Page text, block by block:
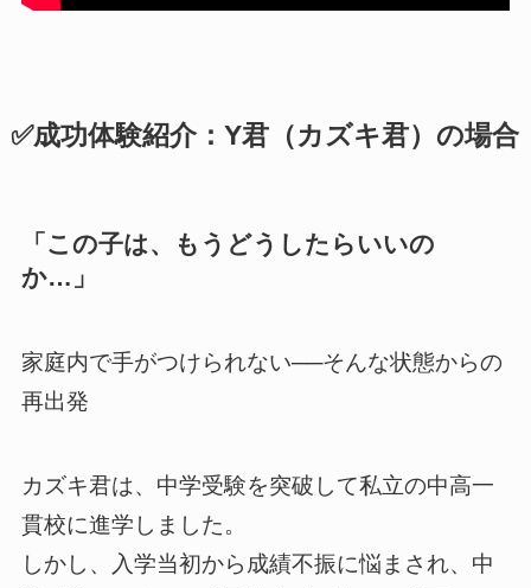
✅成功体験紹介：Y君（カズキ君）の場合
「この子は、もうどうしたらいいの
か…」
家庭内で手がつけられない──そんな状態からの
再出発
カズキ君は、中学受験を突破して私立の中高一
貫校に進学しました。
しかし、入学当初から成績不振に悩まされ、中